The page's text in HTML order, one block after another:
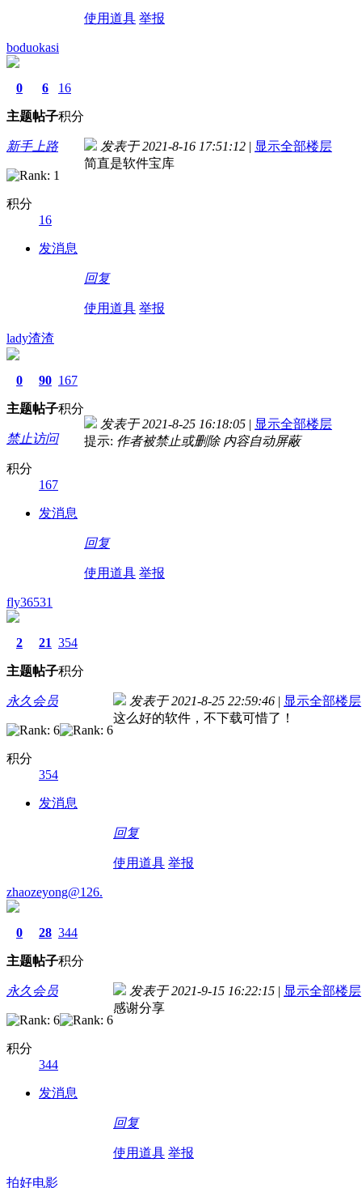
使用道具 举报
boduokasi
0
主题
6
帖子
16
积分
新手上路
积分
16
发消息
发表于 2021-8-16 17:51:12 | 显示全部楼层
简直是软件宝库
回复
使用道具 举报
lady渣渣
0
主题
90
帖子
167
积分
禁止访问
积分
167
发消息
发表于 2021-8-25 16:18:05 | 显示全部楼层
提示: 作者被禁止或删除 内容自动屏蔽
回复
使用道具 举报
fly36531
2
主题
21
帖子
354
积分
永久会员
积分
354
发消息
发表于 2021-8-25 22:59:46 | 显示全部楼层
这么好的软件，不下载可惜了！
回复
使用道具 举报
zhaozeyong@126.
0
主题
28
帖子
344
积分
永久会员
积分
344
发消息
发表于 2021-9-15 16:22:15 | 显示全部楼层
感谢分享
回复
使用道具 举报
拍好电影